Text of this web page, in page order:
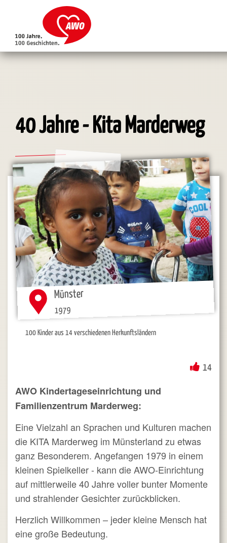
40 Jahre - Kita Marderweg
Münster
1979
100 Kinder aus 14 verschiedenen Herkunftsländern
14
AWO Kindertageseinrichtung und
Familienzentrum Marderweg:
Eine Vielzahl an Sprachen und Kulturen machen
die KITA Marderweg im Münsterland zu etwas
ganz Besonderem. Angefangen 1979 in einem
kleinen Spielkeller - kann die AWO-Einrichtung
auf mittlerweile 40 Jahre voller bunter Momente
und strahlender Gesichter zurückblicken.
Herzlich Willkommen – jeder kleine Mensch hat
eine große Bedeutung.